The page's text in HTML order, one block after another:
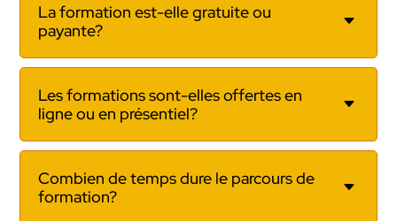
La formation est-elle gratuite ou
payante?
C
Les formations sont-elles offertes en
ligne ou en présentiel?
C
Combien de temps dure le parcours de
formation?
C